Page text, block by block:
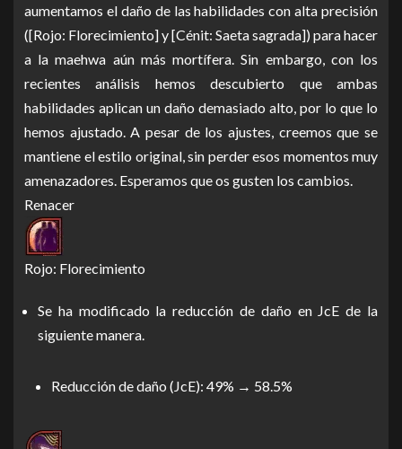
aumentamos el daño de las habilidades con alta precisión
([Rojo: Florecimiento] y [Cénit: Saeta sagrada]) para hacer
a la maehwa aún más mortífera. Sin embargo, con los
recientes análisis hemos descubierto que ambas
habilidades aplican un daño demasiado alto, por lo que lo
hemos ajustado. A pesar de los ajustes, creemos que se
mantiene el estilo original, sin perder esos momentos muy
amenazadores. Esperamos que os gusten los cambios.
Renacer
Rojo: Florecimiento
Se ha modificado la reducción de daño en JcE de la
siguiente manera.
Reducción de daño (JcE): 49% → 58.5%